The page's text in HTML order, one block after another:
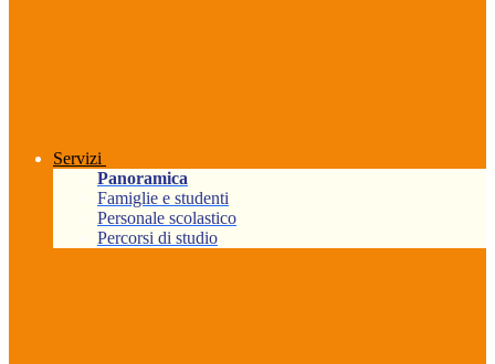
Servizi
Panoramica
Famiglie e studenti
Personale scolastico
Percorsi di studio